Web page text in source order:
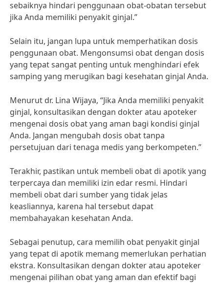
sebaiknya hindari penggunaan obat-obatan tersebut
jika Anda memiliki penyakit ginjal.”
Selain itu, jangan lupa untuk memperhatikan dosis
penggunaan obat. Mengonsumsi obat dengan dosis
yang tepat sangat penting untuk menghindari efek
samping yang merugikan bagi kesehatan ginjal Anda.
Menurut dr. Lina Wijaya, “Jika Anda memiliki penyakit
ginjal, konsultasikan dengan dokter atau apoteker
mengenai dosis obat yang aman bagi kondisi ginjal
Anda. Jangan mengubah dosis obat tanpa
persetujuan dari tenaga medis yang berkompeten.”
Terakhir, pastikan untuk membeli obat di apotik yang
terpercaya dan memiliki izin edar resmi. Hindari
membeli obat dari sumber yang tidak jelas
keasliannya, karena hal tersebut dapat
membahayakan kesehatan Anda.
Sebagai penutup, cara memilih obat penyakit ginjal
yang tepat di apotik memang memerlukan perhatian
ekstra. Konsultasikan dengan dokter atau apoteker
mengenai pilihan obat yang aman dan efektif bagi